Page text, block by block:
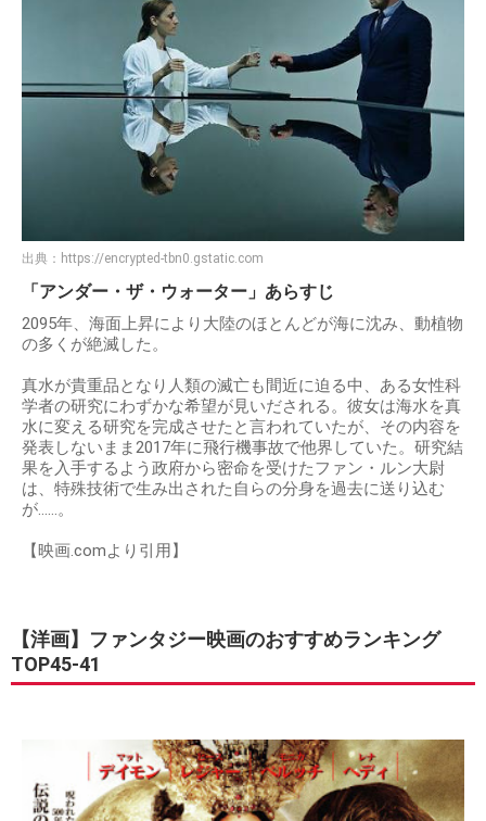
出典： https://encrypted-tbn0.gstatic.com
「アンダー・ザ・ウォーター」あらすじ
2095年、海面上昇により大陸のほとんどが海に沈み、動植物
の多くが絶滅した。
真水が貴重品となり人類の滅亡も間近に迫る中、ある女性科
学者の研究にわずかな希望が見いだされる。彼女は海水を真
水に変える研究を完成させたと言われていたが、その内容を
発表しないまま2017年に飛行機事故で他界していた。研究結
果を入手するよう政府から密命を受けたファン・ルン大尉
は、特殊技術で生み出された自らの分身を過去に送り込む
が……。
【映画.comより引用】
【洋画】ファンタジー映画のおすすめランキング
TOP45-41